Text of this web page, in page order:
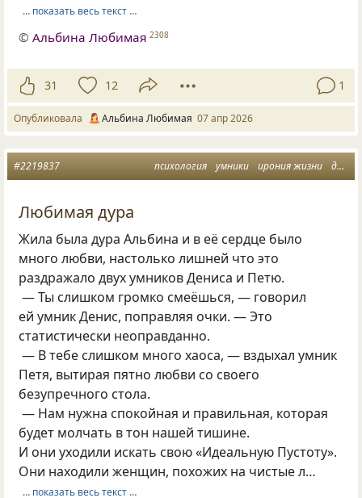
… показать весь текст …
©Альбина Любимая 2308
31 12 1
Опубликовала Альбина Любимая 07 апр 2026
психология умники ирония жизни дура
#2219837
Любимая дура
Жила была дура Альбина и в её сердце было
много любви, настолько лишней что это
раздражало двух умников Дениса и Петю.
— Ты слишком громко смеёшься, — говорил
ей умник Денис, поправляя очки. — Это
статистически неоправданно.
— В тебе слишком много хаоса, — вздыхал умник
Петя, вытирая пятно любви со своего
безупречного стола.
— Нам нужна спокойная и правильная, которая
будет молчать в тон нашей тишине.
И они уходили искать свою «Идеальную Пустоту».
Они находили женщин, похожих на чистые л…
… показать весь текст …